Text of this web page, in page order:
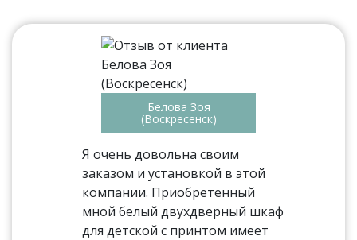
Белова Зоя
(Воскресенск)
Я очень довольна своим
заказом и установкой в этой
компании. Приобретенный
мной белый двухдверный шкаф
для детской с принтом имеет